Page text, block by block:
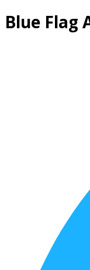
Blue Flag